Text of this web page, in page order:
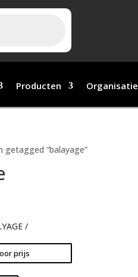
Producten Organisatie
getagged “balayage”
/
prijs